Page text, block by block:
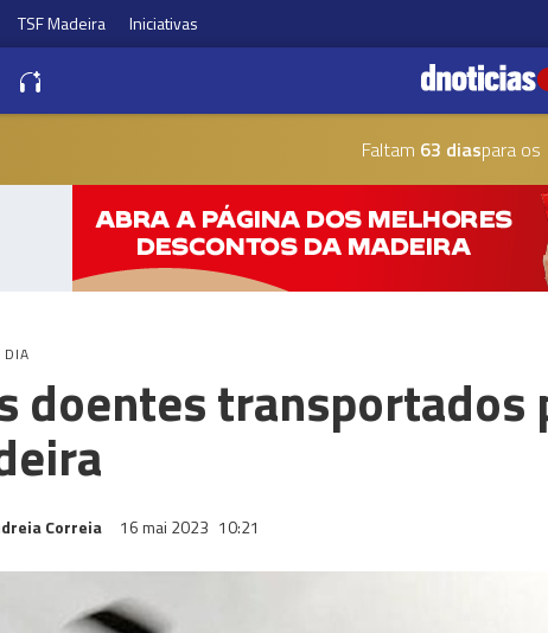
TSF Madeira Iniciativas
Faltam 63 diaspara os
DIA
doentes transportados
Correia 16 mai 2023 10:21